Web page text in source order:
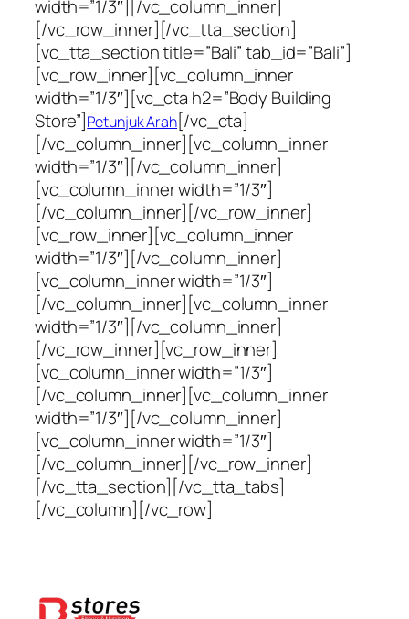
width=”1/3″][/vc_column_inner]
[/vc_row_inner][/vc_tta_section]
[vc_tta_section title=”Bali” tab_id=”Bali”]
[vc_row_inner][vc_column_inner
width=”1/3″][vc_cta h2=”Body Building
Store”]Petunjuk Arah[/vc_cta]
[/vc_column_inner][vc_column_inner
width=”1/3″][/vc_column_inner]
[vc_column_inner width=”1/3″]
[/vc_column_inner][/vc_row_inner]
[vc_row_inner][vc_column_inner
width=”1/3″][/vc_column_inner]
[vc_column_inner width=”1/3″]
[/vc_column_inner][vc_column_inner
width=”1/3″][/vc_column_inner]
[/vc_row_inner][vc_row_inner]
[vc_column_inner width=”1/3″]
[/vc_column_inner][vc_column_inner
width=”1/3″][/vc_column_inner]
[vc_column_inner width=”1/3″]
[/vc_column_inner][/vc_row_inner]
[/vc_tta_section][/vc_tta_tabs]
[/vc_column][/vc_row]